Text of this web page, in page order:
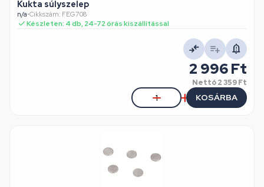
Kukta súlyszelep
n/a•Cikkszám: FEG708
Készleten: 4 db, 24-72 órás kiszállítással
2 996 Ft
Nettó2 359 Ft
KOSÁRBA